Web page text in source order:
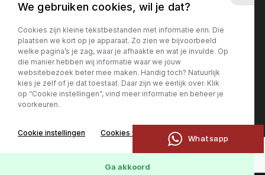
Whatsapp
Showroom
Ma / Vr: 09:00 - 18:00
Za: 10:00 - 17:00
Zo: gesloten
Ma / Vr: 09:00 - 17:00
We gebruiken cookies, wil je dat?
Cookies zijn kleine tekstbestanden met informatie erin. Die
plaatsen we kort op je apparaat. Zo zien we bijvoorbeeld
welke pagina’s je zag, waar je afhaakte en wat je invulde. Op
die manier hebben wij informatie waar we jouw
websitebezoek beter mee maken. Handig toch? Natuurlijk
kies je zelf of je dat toestaat. Daar zijn we eerlijk over. Klik
op “Cookie instellingen”, vind meer informatie en beheer je
voorkeuren.
Cookie instellingen Cookies weigeren
Ga akkoord